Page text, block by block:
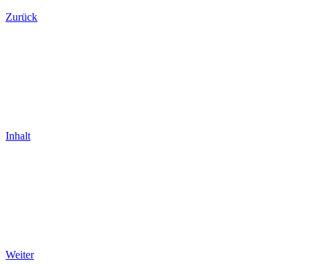
Zurück
Inhalt
Weiter